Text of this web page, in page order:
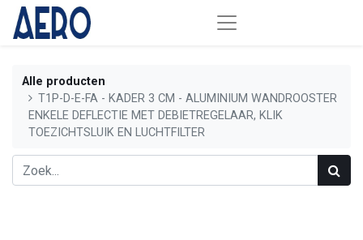
Alle producten
T1P-D-E-FA - KADER 3 CM - ALUMINIUM WANDROOSTER
ENKELE DEFLECTIE MET DEBIETREGELAAR, KLIK
TOEZICHTSLUIK EN LUCHTFILTER